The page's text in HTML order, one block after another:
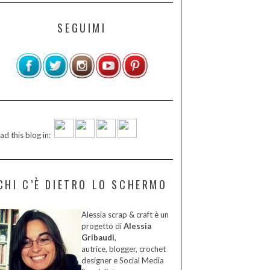
SEGUIMI
this blog in:
C’È DIETRO LO SCHERMO
Alessia scrap & craft è un
progetto diAlessia
Gribaudi,
autrice, blogger, crochet
designer e Social Media